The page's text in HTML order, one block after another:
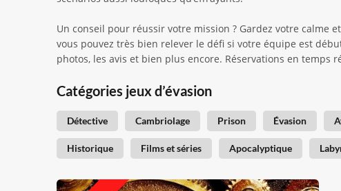
Un conseil pour réussir votre mission ? Gardez votre calme
vous pouvez très bien relever le défi si votre équipe est
photos, les avis et bien plus encore. Réservations en temps
Catégories jeux d’évasion
Détective Cambriolage Prison Évasion
Historique Films et séries Apocalyptique